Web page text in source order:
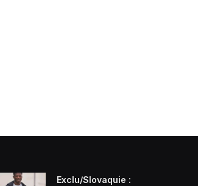
Exclu/Slovaquie :